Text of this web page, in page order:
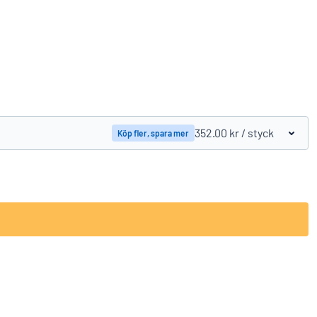
Köp fler, spara mer 352.00 kr / styck